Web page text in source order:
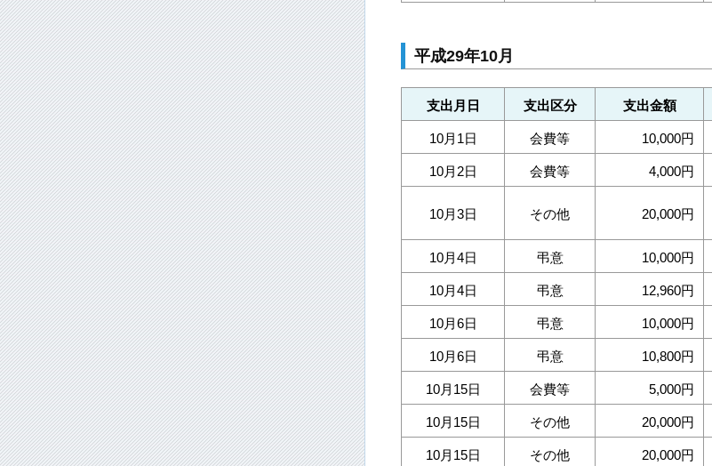
平成29年10月
支出月日 支出区分 支出金額
10月1日 会費等 10,000円
10月2日 会費等 4,000円
10月3日 その他 20,000円
10月4日 弔意 10,000円
10月4日 弔意 12,960円
10月6日 弔意 10,000円
10月6日 弔意 10,800円
10月15日 会費等 5,000円
10月15日 その他 20,000円
10月15日 その他 20,000円